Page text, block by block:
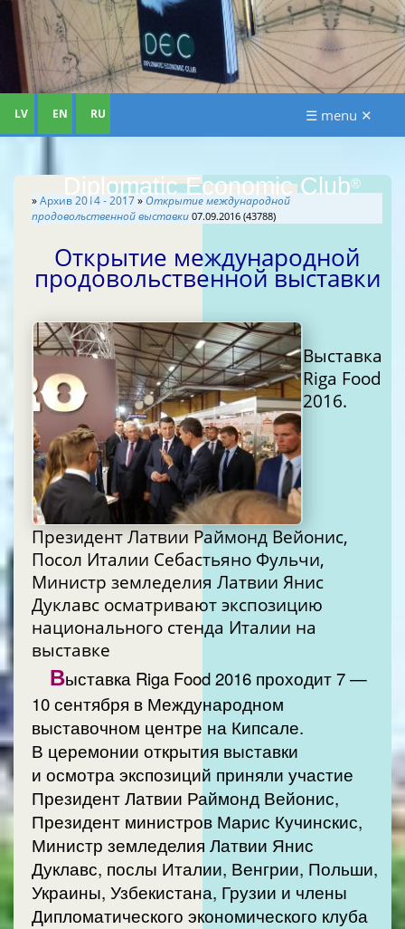
Diplomatic Economic Club®
LV EN RU ☰ menu ✕
»Архив 2014 - 2017» Открытие международной
продовольственной выставки 07.09.2016 (43788)
Открытие международной
продовольственной выставки
Выставка
Riga Food
2016.
Президент Латвии Раймонд Вейонис,
Посол Италии Себастьяно Фульчи,
Министр земледелия Латвии Янис
Дуклавс осматривают экспозицию
национального стенда Италии на
выставке
Выставка Riga Food 2016 проходит 7 —
10 сентября в Международном
выставочном центре на Кипсале.
В церемонии открытия выставки
и осмотра экспозиций приняли участие
Президент Латвии Раймонд Вейонис,
Президент министров Марис Кучинскис,
Министр земледелия Латвии Янис
Дуклавс, послы Италии, Венгрии, Польши,
Украины, Узбекистана, Грузии и члены
Дипломатического экономического клуба